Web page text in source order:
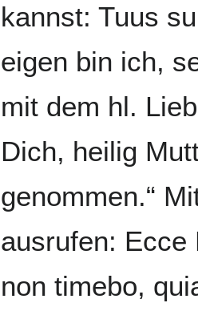
kannst: Tuus
eigen bin ich,
mit dem hl.
Dich, heilig
genommen.“
ausrufen: Ecce
non timebo,